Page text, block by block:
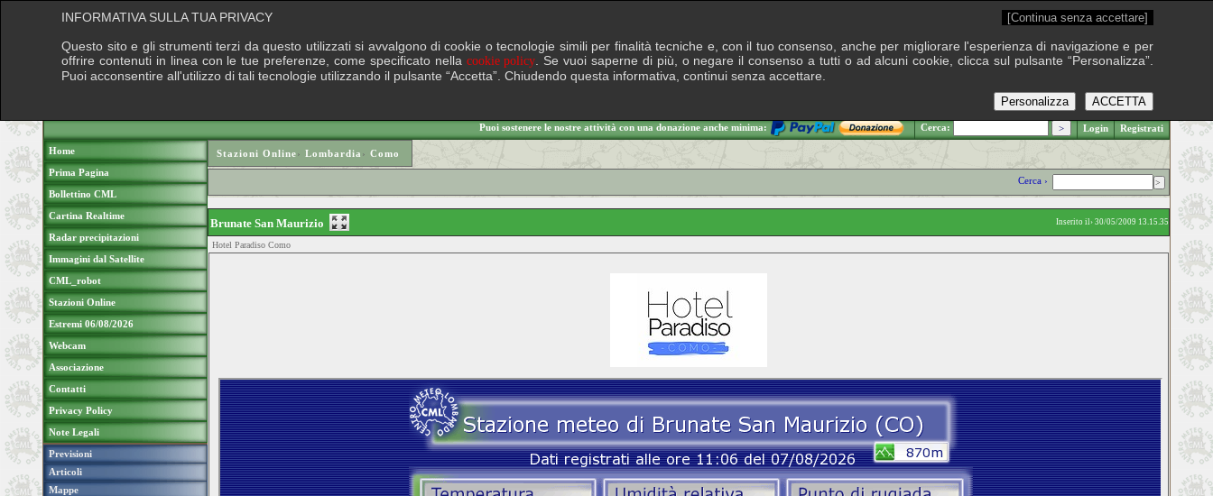
.: Venerdì 7 agosto 2026
Puoi sostenere le nostre attività con una donazione anche minima: Cerca: Login Registrati
Home
Prima Pagina
Bollettino CML
Cartina Realtime
Radar precipitazioni
Immagini dal Satellite
CML_robot
Stazioni Online
Estremi 06/08/2026
Webcam
Associazione
Contatti
Privacy Policy
Note Legali
Previsioni
Articoli
Mappe
Stazioni Online› Lombardia › Como
Cerca ›
Brunate San Maurizio Inserito il› 30/05/2009 13.15.35
Hotel Paradiso Como
INFORMATIVA SULLA TUA PRIVACY [Continua senza accettare]
Questo sito e gli strumenti terzi da questo utilizzati si avvalgono di cookie o tecnologie simili per finalità tecniche e, con il tuo consenso, anche per migliorare l'esperienza di navigazione e per
offrire contenuti in linea con le tue preferenze, come specificato nella cookie policy . Se vuoi saperne di più, o negare il consenso a tutti o ad alcuni cookie, clicca sul pulsante “Personalizza”.
Puoi acconsentire all'utilizzo di tali tecnologie utilizzando il pulsante “Accetta”. Chiudendo questa informativa, continui senza accettare.
ACCETTA
Personalizza